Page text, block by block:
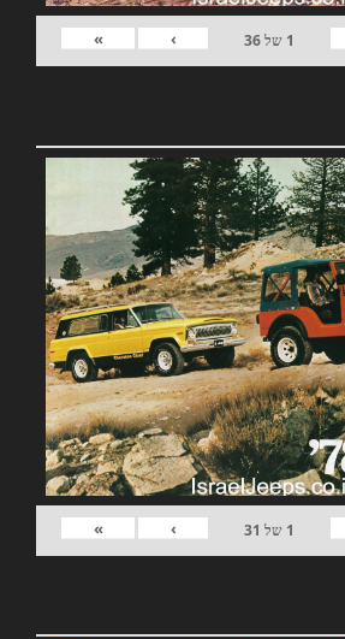
1 של36
›
»
1 של 31
›
»